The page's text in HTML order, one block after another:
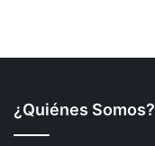
¿Quiénes Somos?